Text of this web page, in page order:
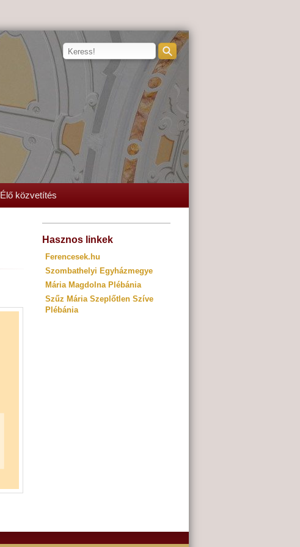
Élő közvetítés
Hasznos linkek
Ferencesek.hu
Szombathelyi Egyházmegye
Mária Magdolna Plébánia
Szűz Mária Szeplőtlen Szíve
Plébánia